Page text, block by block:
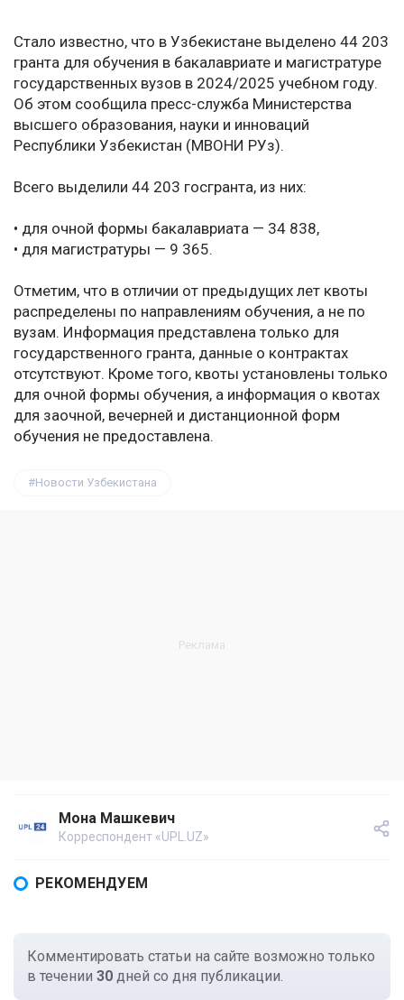
Стало известно, что в Узбекистане выделено 44 203
гранта для обучения в бакалавриате и магистратуре
государственных вузов в 2024/2025 учебном году.
Об этом сообщила пресс-служба Министерства
высшего образования, науки и инноваций
Республики Узбекистан (МВОНИ РУз).
Всего выделили 44 203 госгранта, из них:
• для очной формы бакалавриата — 34 838,
• для магистратуры — 9 365.
Отметим, что в отличии от предыдущих лет квоты
распределены по направлениям обучения, а не по
вузам. Информация представлена только для
государственного гранта, данные о контрактах
отсутствуют. Кроме того, квоты установлены только
для очной формы обучения, а информация о квотах
для заочной, вечерней и дистанционной форм
обучения не предоставлена.
Новости Узбекистана
Мона Машкевич
Корреспондент «UPL.UZ»
РЕКОМЕНДУЕМ
Комментировать статьи на сайте возможно только
в течении 30 дней со дня публикации.